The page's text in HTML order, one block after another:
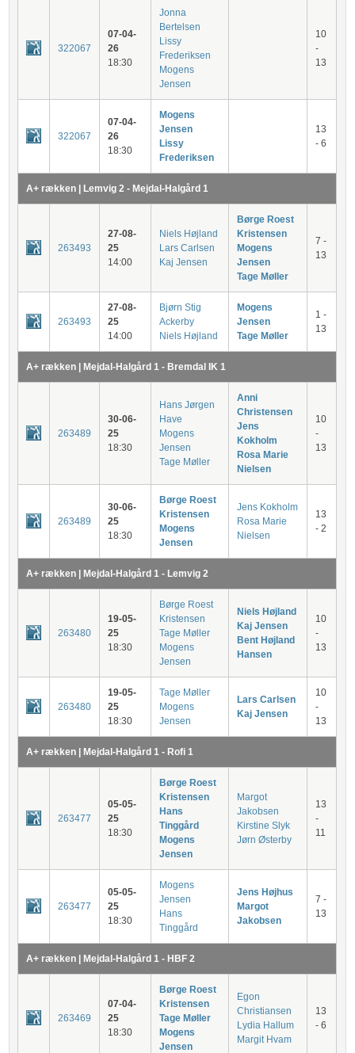
322067
07-04-
26
18:30
Jonna
Bertelsen
Lissy
Frederiksen
Mogens
Jensen
10
-
13
322067
07-04-
26
18:30
Mogens
Jensen
Lissy
Frederiksen
13
- 6
A+ rækken | Lemvig 2 - Mejdal-Halgård 1
263493
27-08-
25
14:00
Niels Højland
Lars Carlsen
Kaj Jensen
Børge Roest
Kristensen
Mogens
Jensen
Tage Møller
7 -
13
263493
27-08-
25
14:00
Bjørn Stig
Ackerby
Niels Højland
Mogens
Jensen
Tage Møller
1 -
13
A+ rækken | Mejdal-Halgård 1 - Bremdal IK 1
263489
30-06-
25
18:30
Hans Jørgen
Have
Mogens
Jensen
Tage Møller
Anni
Christensen
Jens
Kokholm
Rosa Marie
Nielsen
10
-
13
263489
30-06-
25
18:30
Børge Roest
Kristensen
Mogens
Jensen
Jens Kokholm
Rosa Marie
Nielsen
13
- 2
A+ rækken | Mejdal-Halgård 1 - Lemvig 2
263480
19-05-
25
18:30
Børge Roest
Kristensen
Tage Møller
Mogens
Jensen
Niels Højland
Kaj Jensen
Bent Højland
Hansen
10
-
13
263480
19-05-
25
18:30
Tage Møller
Mogens
Jensen
Lars Carlsen
Kaj Jensen
10
-
13
A+ rækken | Mejdal-Halgård 1 - Rofi 1
263477
05-05-
25
18:30
Børge Roest
Kristensen
Hans
Tinggård
Mogens
Jensen
Margot
Jakobsen
Kirstine Slyk
Jørn Østerby
13
-
11
263477
05-05-
25
18:30
Mogens
Jensen
Hans
Tinggård
Jens Højhus
Margot
Jakobsen
7 -
13
A+ rækken | Mejdal-Halgård 1 - HBF 2
263469
07-04-
25
18:30
Børge Roest
Kristensen
Tage Møller
Mogens
Jensen
Egon
Christiansen
Lydia Hallum
Margit Hvam
13
- 6